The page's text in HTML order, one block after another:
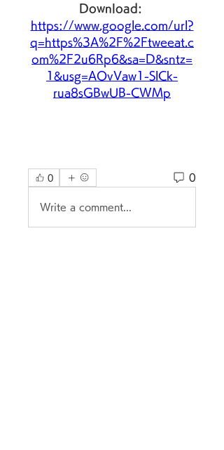
https://www.google.com/url?
q=https%3A%2F%2Ftweeat.c
om%2F2u6Rp6&sa=D&sntz=
1&usg=AOvVaw1-SlCk-
rua8sGBwUB-CWMp
0 0
Write a comment...